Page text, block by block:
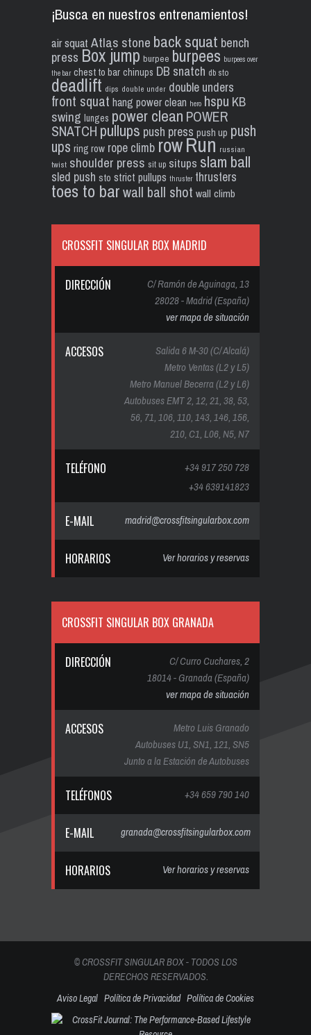
¡Busca en nuestros entrenamientos!
air squat Atlas stone back squat bench
press Box jump burpee burpees burpees over
the bar chest to bar chinups DB snatch db sto
deadlift dips double under double unders
front squat hang power clean hero hspu KB
swing lunges power clean POWER
SNATCH pullups push press push up push
ups ring row rope climb rowRun russian
twist shoulder press sit up situps slam ball
sled push sto strict pullups thruster thrusters
toes to barwall ball shot wall climb
CROSSFIT SINGULAR BOX MADRID
DIRECCIÓN
C/ Ramón de Aguinaga, 13
28028 - Madrid (España)
ver mapa de situación
ACCESOS
Salida 6 M-30 (C/ Alcalá)
Metro Ventas (L2 y L5)
Metro Manuel Becerra (L2 y L6)
Autobuses EMT 2, 12, 21, 38, 53,
56, 71, 106, 110, 143, 146, 156,
210, C1, L06, N5, N7
TELÉFONO
+34 917 250 728
+34 639141823
E-MAIL madrid@crossfitsingularbox.com
HORARIOS Ver horarios y reservas
CROSSFIT SINGULAR BOX GRANADA
DIRECCIÓN
C/ Curro Cuchares, 2
18014 - Granada (España)
ver mapa de situación
ACCESOS
Metro Luis Granado
Autobuses U1, SN1, 121, SN5
Junto a la Estación de Autobuses
TELÉFONOS +34 659 790 140
E-MAIL granada@crossfitsingularbox.com
HORARIOS Ver horarios y reservas
© CROSSFIT SINGULAR BOX - TODOS LOS
DERECHOS RESERVADOS.
Aviso Legal Política de Privacidad Política de Cookies